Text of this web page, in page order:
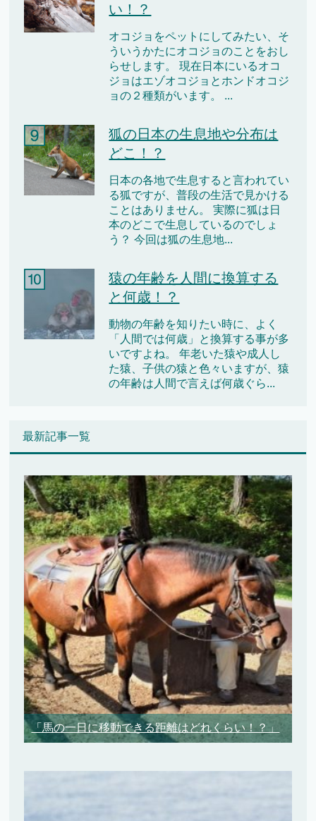
い！？
オコジョをペットにしてみたい、そ
ういうかたにオコジョのことをおし
らせします。 現在日本にいるオコ
ジョはエゾオコジョとホンドオコジ
ョの２種類がいます。 ...
狐の日本の生息地や分布は
どこ！？
日本の各地で生息すると言われてい
る狐ですが、普段の生活で見かける
ことはありません。 実際に狐は日
本のどこで生息しているのでしょ
う？ 今回は狐の生息地...
猿の年齢を人間に換算する
と何歳！？
動物の年齢を知りたい時に、よく
「人間では何歳」と換算する事が多
いですよね。 年老いた猿や成人し
た猿、子供の猿と色々いますが、猿
の年齢は人間で言えば何歳ぐら...
最新記事一覧
「馬の一日に移動できる距離はどれくらい！？」